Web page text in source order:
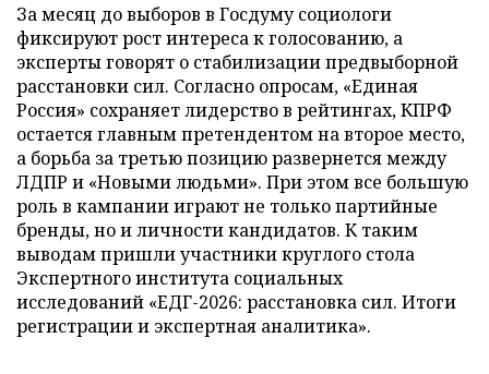
За месяц до выборов в Госдуму социологи
фиксируют рост интереса к голосованию, а
эксперты говорят о стабилизации предвыборной
расстановки сил. Согласно опросам, «Единая
Россия» сохраняет лидерство в рейтингах, КПРФ
остается главным претендентом на второе место,
а борьба за третью позицию развернется между
ЛДПР и «Новыми людьми». При этом все большую
роль в кампании играют не только партийные
бренды, но и личности кандидатов. К таким
выводам пришли участники круглого стола
Экспертного института социальных
исследований «ЕДГ-2026: расстановка сил. Итоги
регистрации и экспертная аналитика».